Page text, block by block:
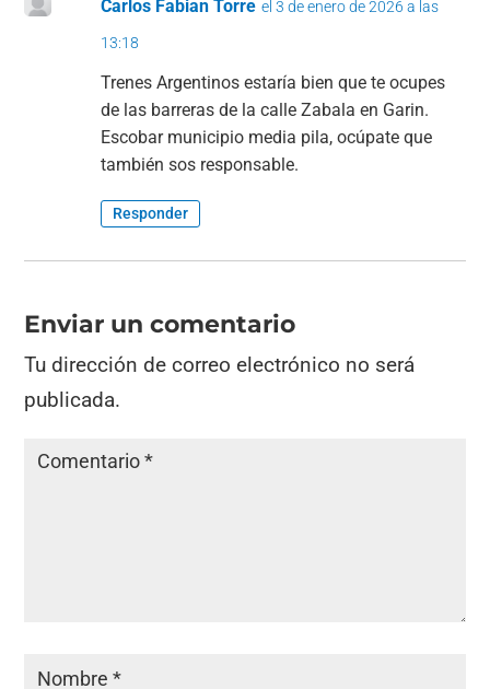
Carlos Fabian Torre el 3 de enero de 2026 a las
13:18
Trenes Argentinos estaría bien que te ocupes
de las barreras de la calle Zabala en Garin.
Escobar municipio media pila, ocúpate que
también sos responsable.
Responder
Enviar un comentario
Tu dirección de correo electrónico no será
publicada.